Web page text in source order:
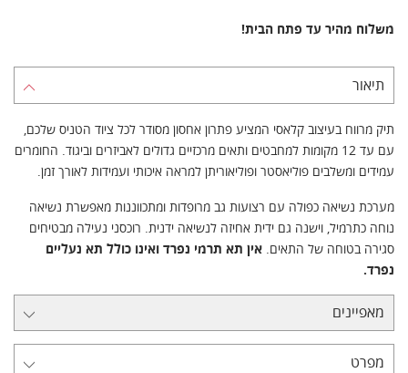
משלוח מהיר עד פתח הבית!
תיאור
תיק מרווח בעיצוב קלאסי המציע פתרון אחסון מסודר לכל ציוד הטניס שלכם,
עם עד 12 מקומות למחבטים ותאים מרכזיים גדולים לאביזרים וביגוד. החומרים
עמידים ומשלבים פוליאסטר ופוליאוריתן למראה איכותי ועמידות לאורך זמן.
מערכת נשיאה כפולה עם רצועות גב מרופדות ומתכווננות מאפשרת נשיאה
נוחה כתרמיל, וישנה גם ידית אחיזה לנשיאה ידנית. רוכסני נעילה מבטיחים
סגירה בטוחה של התאים. אין תא תרמי נפרד ואינו כולל תא נעליים
נפרד.
מאפיינים
מפרט